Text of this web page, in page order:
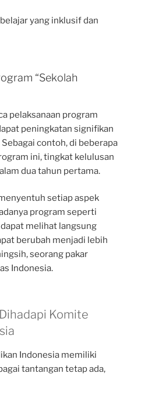
yang inklusif dan
“Sekolah
pelaksanaan program
peningkatan signifikan
contoh, di beberapa
ini, tingkat kelulusan
dua tahun pertama.
setiap aspek
program seperti
dapat melihat langsung
berubah menjadi lebih
seorang pakar
Indonesia.
Komite
Indonesia memiliki
tantangan tetap ada,